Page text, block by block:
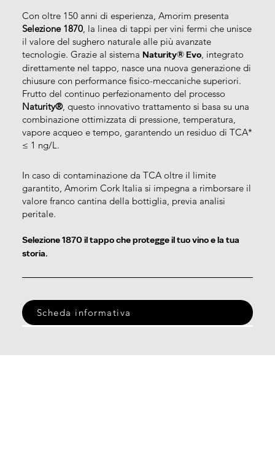
Con oltre 150 anni di esperienza, Amorim presenta
Selezione 1870, la linea di tappi per vini fermi che unisce
il valore del sughero naturale alle più avanzate
tecnologie. Grazie al sistema Naturity® Evo, integrato
direttamente nel tappo, nasce una nuova generazione di
chiusure con performance fisico-meccaniche superiori.
Frutto del continuo perfezionamento del processo
Naturity®, questo innovativo trattamento si basa su una
combinazione ottimizzata di pressione, temperatura,
vapore acqueo e tempo, garantendo un residuo di TCA*
≤ 1 ng/L.
Scheda informativa
In caso di contaminazione da TCA oltre il limite
garantito, Amorim Cork Italia si impegna a rimborsare il
valore franco cantina della bottiglia, previa analisi
peritale.
Selezione 1870 il tappo che protegge il tuo vino e la tua
storia.